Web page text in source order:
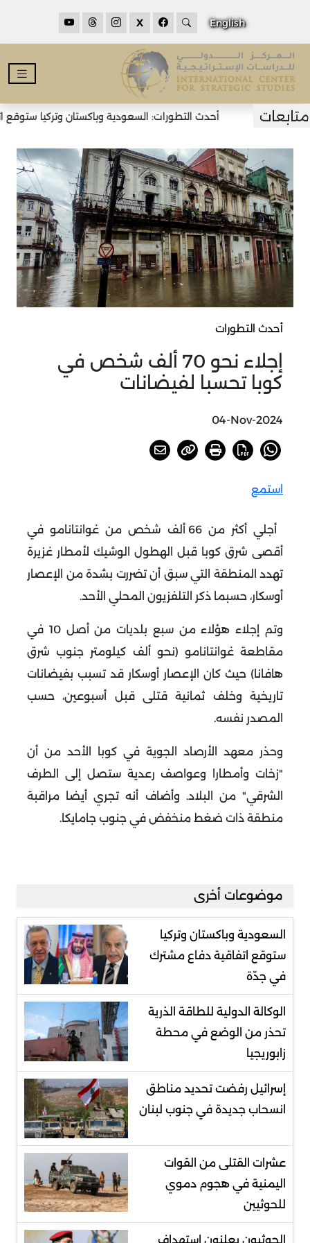
English
X
أحدث التطورات: السعودية وباكستان وتركيا ستوقع
أحدث التطورات
إجلاء نحو 70 ألف شخص في
كوبا تحسبا لفيضانات
04-Nov-2024
استمع
أجلي أكثر من 66 ألف شخص من غوانتانامو في
أقصى شرق كوبا قبل الهطول الوشيك لأمطار غزيرة
تهدد المنطقة التي سبق أن تضررت بشدة من الإعصار
أوسكار، حسبما ذكر التلفزيون المحلي الأحد.
وتم إجلاء هؤلاء من سبع بلديات من أصل 10 في
مقاطعة غوانتانامو (نحو ألف كيلومتر جنوب شرق
هافانا) حيث كان الإعصار أوسكار قد تسبب بفيضانات
تاريخية وخلف ثمانية قتلى قبل أسبوعين، حسب
المصدر نفسه.
وحذر معهد الأرصاد الجوية في كوبا الأحد من أن
"زخات وأمطارا وعواصف رعدية ستصل إلى الطرف
الشرقي" من البلاد. وأضاف أنه تجري أيضا مراقبة
منطقة ذات ضغط منخفض في جنوب جامايكا.
موضوعات أخرى
السعودية وباكستان وتركيا
ستوقع اتفاقية دفاع مشترك
في جدّة
الوكالة الدولية للطاقة الذرية
تحذر من الوضع في محطة
زابوريجيا
إسرائيل رفضت تحديد مناطق
انسحاب جديدة في جنوب لبنان
عشرات القتلى من القوات
اليمنية في هجوم دموي
للحوثيين
الحوثيون يعلنون استهداف